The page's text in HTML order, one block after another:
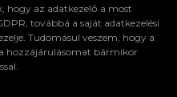
hogy az adatkezelő a most
továbbá a saját adatkezelési
Tudomásul veszem, hogy a
a hozzájárulásomat bármikor